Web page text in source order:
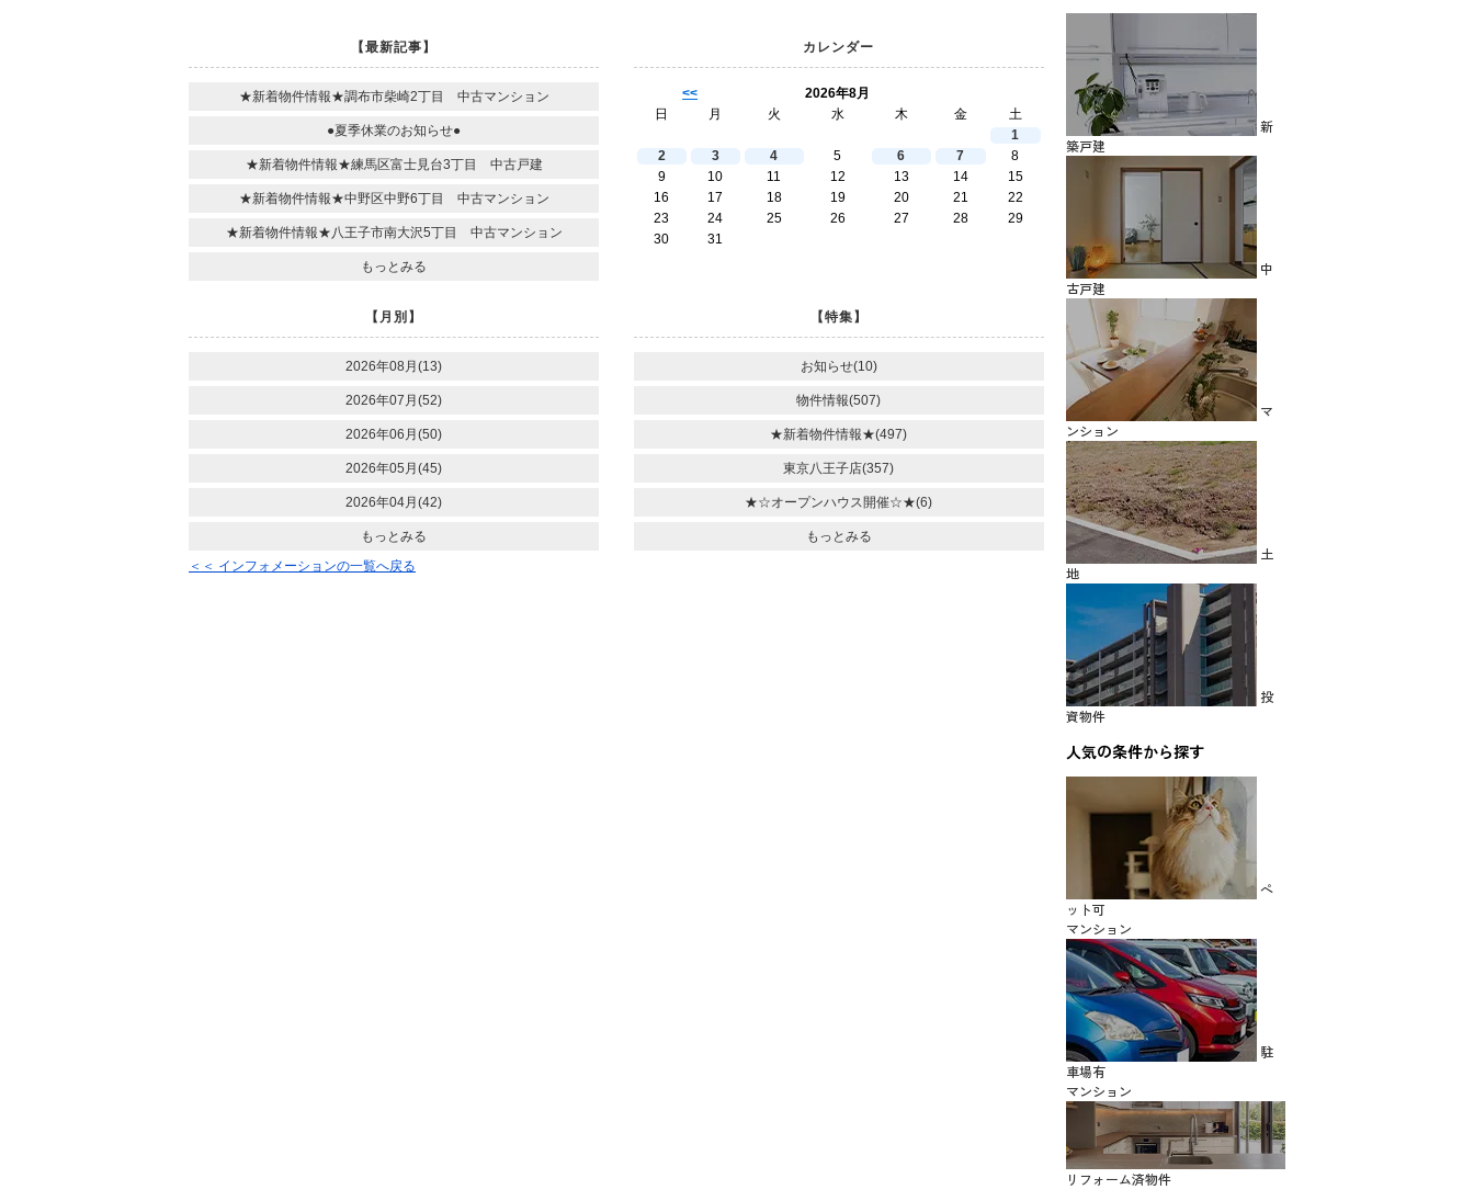
【最新記事】
★新着物件情報★調布市柴崎2丁目 中古マンション
●夏季休業のお知らせ●
★新着物件情報★練馬区富士見台3丁目 中古戸建
★新着物件情報★中野区中野6丁目 中古マンション
★新着物件情報★八王子市南大沢5丁目 中古マンション
もっとみる
カレンダー
<<
2026年8月
日
月 火 水 木 金
土
1
2
3 4 5 6 7
8
9
10 11 12 13 14
15
16
17 18 19 20 21
22
23
24 25 26 27 28
29
30
31
【月別】
2026年08月(13)
2026年07月(52)
2026年06月(50)
2026年05月(45)
2026年04月(42)
もっとみる
【特集】
お知らせ(10)
物件情報(507)
★新着物件情報★(497)
東京八王子店(357)
★☆オープンハウス開催☆★(6)
もっとみる
＜＜ インフォメーションの一覧へ戻る
新
築戸建
中
古戸建
マ
ンション
土
地
投
資物件
人気の条件から探す
ペ
ット可
マンション
駐
車場有
マンション
リフォーム済物件